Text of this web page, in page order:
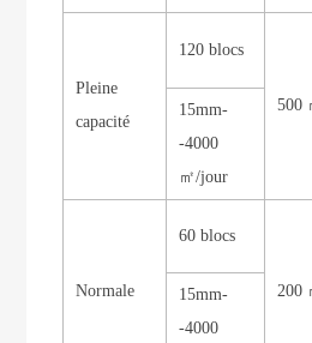
Pleine
capacité
120 blocs
500
15mm-
-4000
㎡/jour
Normale
60 blocs
200
15mm-
-4000